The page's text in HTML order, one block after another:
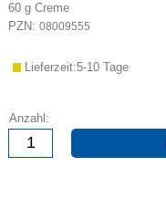
60g Creme
PZN: 08009555
Lieferzeit:5-10 Tage
Anzahl: